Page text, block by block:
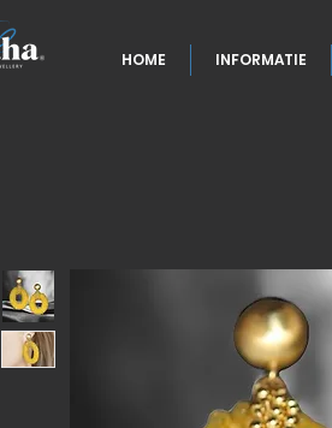
HOME INFORMATIE